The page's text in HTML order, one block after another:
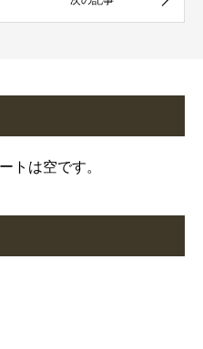
トは空です。